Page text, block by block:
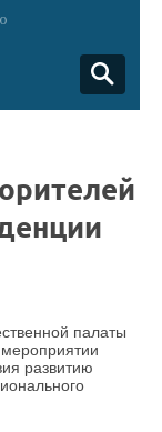
палаты
развитию